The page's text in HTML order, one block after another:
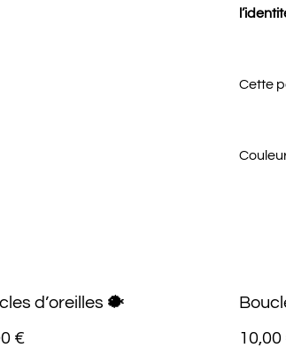
Cette
d’oreilles 🐡
€
10,00